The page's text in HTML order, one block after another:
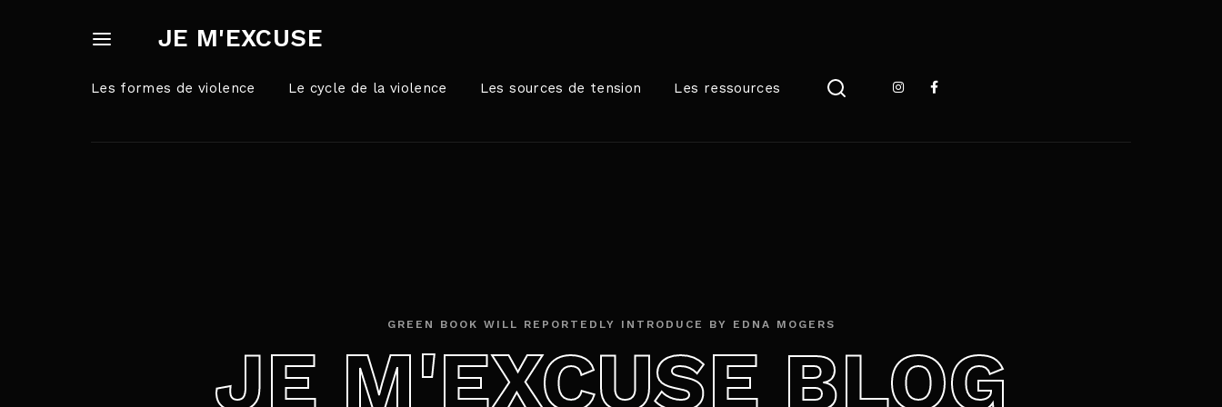
JE M'EXCUSE
Les formes de violence Le cycle de la violence Les sources de tension Les ressources
GREEN BOOK WILL REPORTEDLY INTRODUCE BY EDNA MOGERS
JE M'EXCUSE BLOG
Login Register
SIGN IN